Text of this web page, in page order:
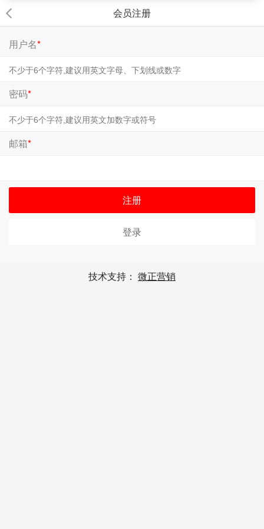
会员注册
用户名*
密码*
邮箱*
注册
登录
技术支持： 微正营销